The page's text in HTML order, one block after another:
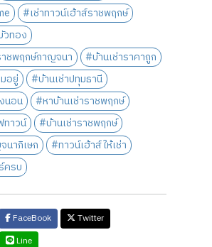
#เช่าทาวน์เฮ้าส์ราชพฤกษ์
วทอง
ชพฤกษ์กาญจนา
#บ้านเช่าราคาถูก
อยู่
#บ้านเช่าปทุมธานี
นอน
#หาบ้านเช่าราชพฤกษ์
ทาวน์
#บ้านเช่าราชพฤกษ์
นาภิเษก
#ทาวน์เฮ้าส์ให้เช่า
ครบ
FaceBook
Twitter
Line